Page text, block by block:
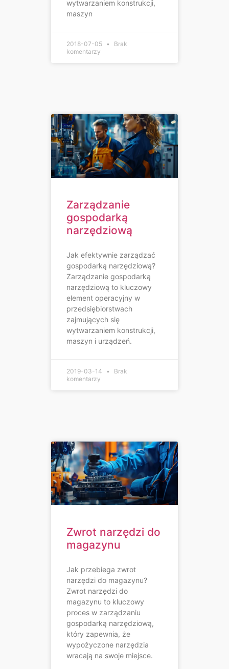
wytwarzaniem konstrukcji,
maszyn
2018-07-05
Brak
komentarzy
Zarządzanie
gospodarką
narzędziową
Jak efektywnie zarządzać
gospodarką narzędziową?
Zarządzanie gospodarką
narzędziową to kluczowy
element operacyjny w
przedsiębiorstwach
zajmujących się
wytwarzaniem konstrukcji,
maszyn i urządzeń.
2019-03-14
Brak
komentarzy
Zwrot narzędzi do
magazynu
Jak przebiega zwrot
narzędzi do magazynu?
Zwrot narzędzi do
magazynu to kluczowy
proces w zarządzaniu
gospodarką narzędziową,
który zapewnia, że
wypożyczone narzędzia
wracają na swoje miejsce.